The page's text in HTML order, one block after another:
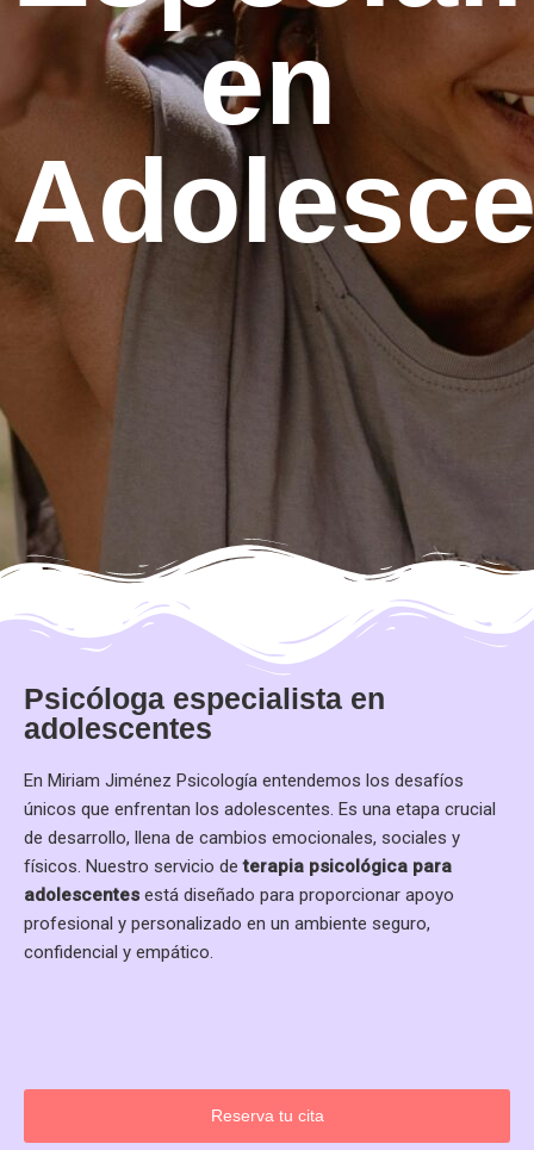
en
Psicóloga especialista en
adolescentes
En Miriam Jiménez Psicología entendemos los desafíos
únicos que enfrentan los adolescentes. Es una etapa crucial
de desarrollo, llena de cambios emocionales, sociales y
físicos. Nuestro servicio deterapia psicológica para
adolescentes está diseñado para proporcionar apoyo
profesional y personalizado en un ambiente seguro,
confidencial y empático.
Reserva tu cita